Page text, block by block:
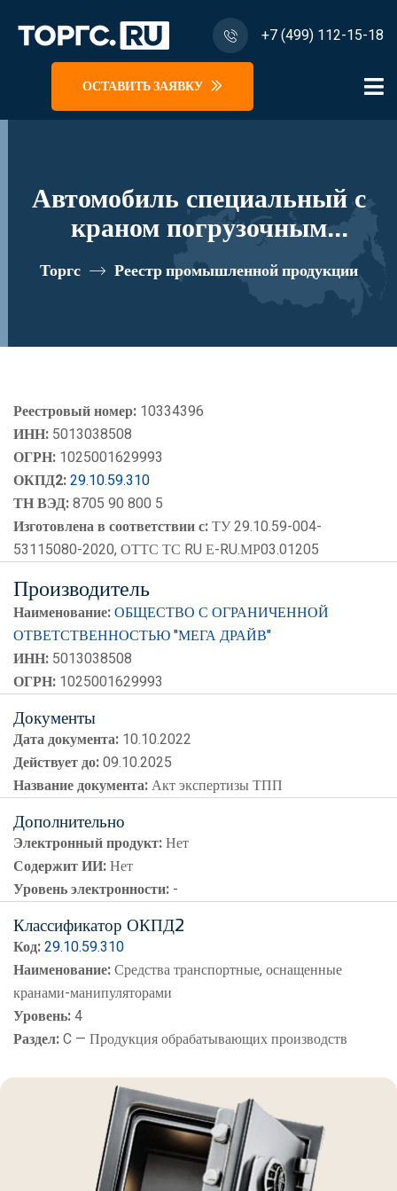
+7 (499) 112-15-18
ОСТАВИТЬ ЗАЯВКУ
Автомобиль специальный с
краном погрузочным
гидравлическим типа КМА на
базе КАМАЗ 65115 и его
реестровый номер 10334396
Торгс Реестр промышленной продукции
Реестровый номер: 10334396
ИНН: 5013038508
ОГРН: 1025001629993
ОКПД2:29.10.59.310
ТН ВЭД:8705 90 800 5
Изготовлена в соответствии с:ТУ 29.10.59-004-
53115080-2020, ОТТС ТС RU Е-RU.МР03.01205
Производитель
Наименование:ОБЩЕСТВО С ОГРАНИЧЕННОЙ
ОТВЕТСТВЕННОСТЬЮ "МЕГА ДРАЙВ"
ИНН: 5013038508
ОГРН: 1025001629993
Документы
Дата документа: 10.10.2022
Действует до:09.10.2025
Название документа:Акт экспертизы ТПП
Дополнительно
Электронный продукт:Нет
Содержит ИИ:Нет
Уровень электронности: -
Классификатор ОКПД2
Код:29.10.59.310
Наименование:Средства транспортные, оснащенные
кранами-манипуляторами
Уровень:4
Раздел:C — Продукция обрабатывающих производств